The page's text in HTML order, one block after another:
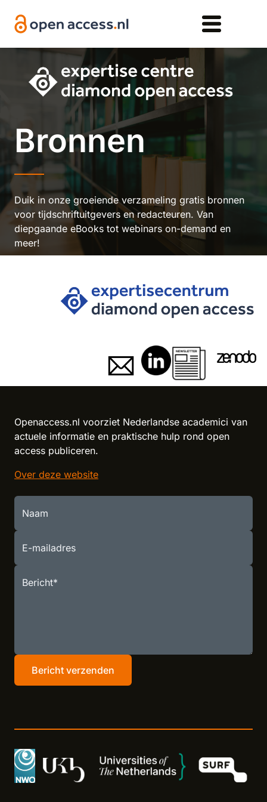
Bronnen
Duik in onze groeiende verzameling gratis bronnen
voor tijdschriftuitgevers en redacteuren. Van
diepgaande eBooks tot webinars on-demand en
meer!
Reload content for this field
Openaccess.nl voorziet Nederlandse academici van
actuele informatie en praktische hulp rond open
access publiceren.
Over deze website
Naam
E-mailadres
Bericht